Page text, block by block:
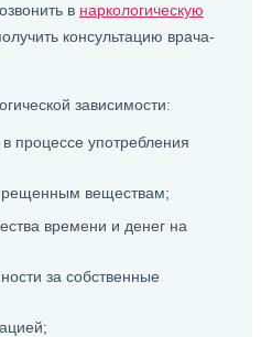
в наркологическую
консультацию врача-
зависимости:
процессе употребления
веществам;
времени и денег на
за собственные